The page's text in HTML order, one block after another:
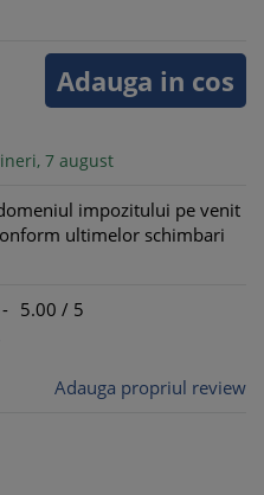
Adauga in cos
7 august
impozitului pe venit
ultimelor schimbari
5.00 / 5
Adauga propriul review